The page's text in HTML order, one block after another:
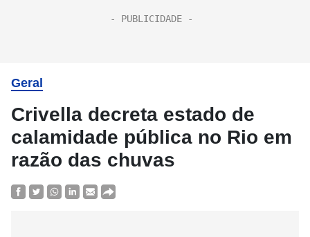
Geral
Crivella decreta estado de
calamidade pública no Rio em
razão das chuvas